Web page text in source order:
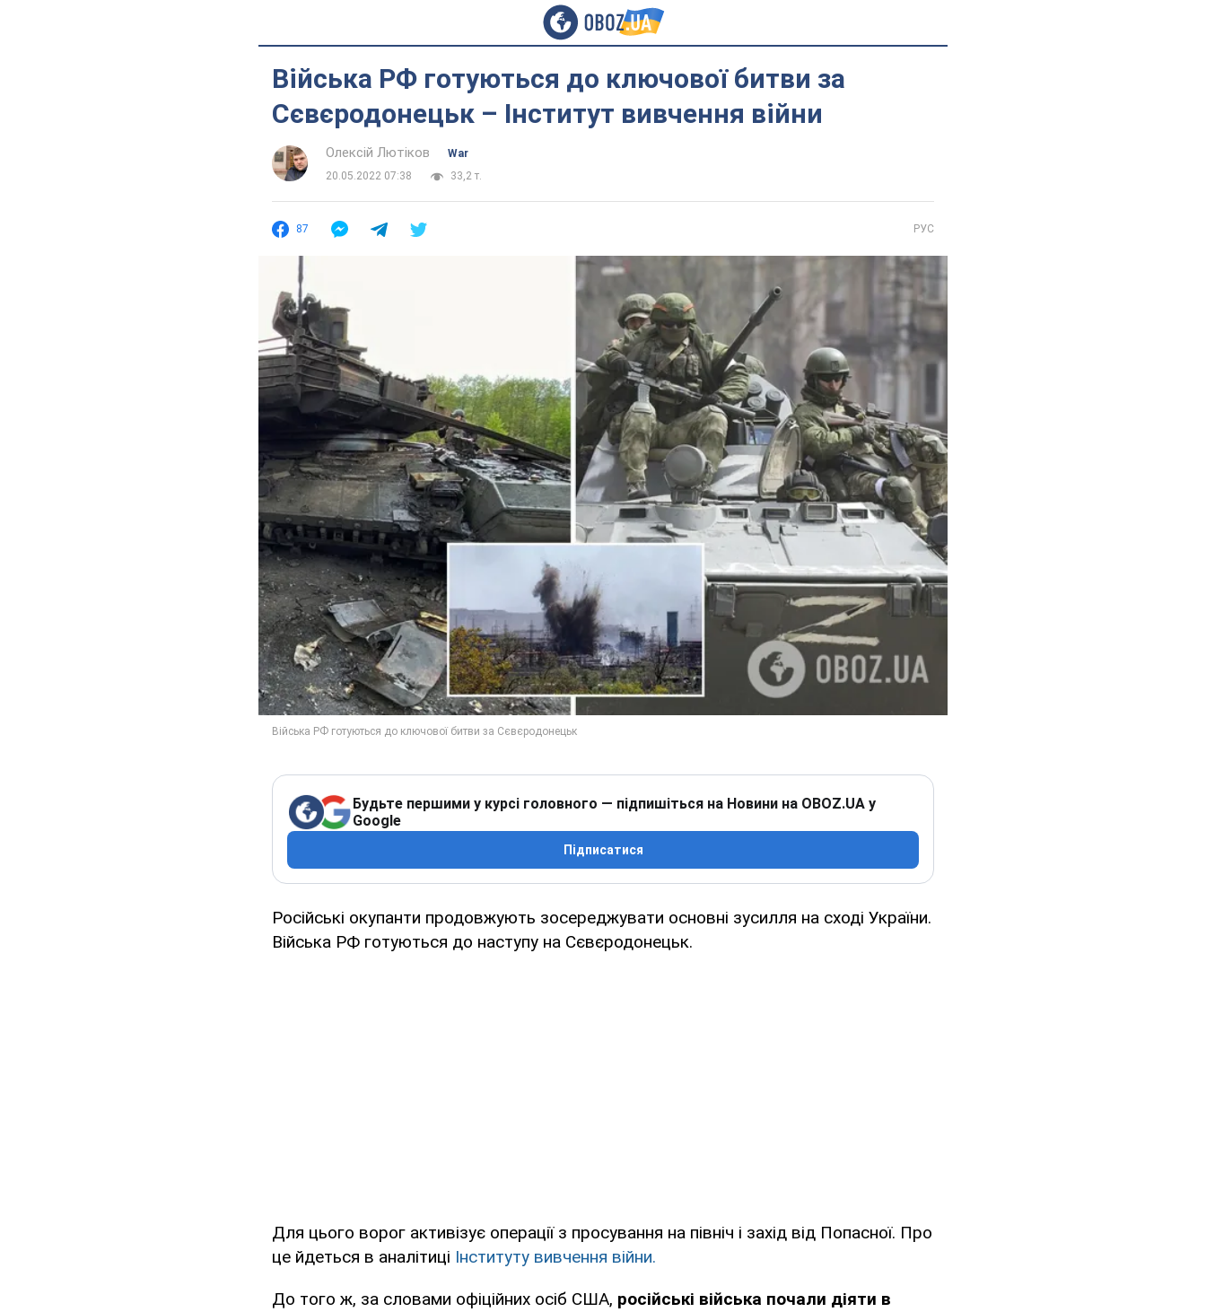
Війська РФ готуються до ключової битви за
Сєвєродонецьк – Інститут вивчення війни
Олексій Лютіков
War
20.05.2022 07:38
33,2 т.
87 РУС
Будьте першими у курсі головного — підпишіться на Новини на OBOZ.UA у
Google
Підписатися
Російські окупанти продовжують зосереджувати основні зусилля на сході України.
Війська РФ готуються до наступу на Сєвєродонецьк.
Для цього ворог активізує операції з просування на північ і захід від Попасної. Про
це йдеться в аналітиці Інституту вивчення війни.
До того ж, за словами офіційних осіб США, російські війська почали діяти в